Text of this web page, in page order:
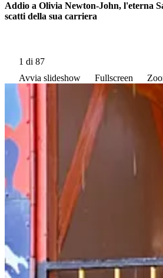
Addio a Olivia Newton-John, l'eterna
scatti della sua carriera
1 di 87
Avvia slideshow
Fullscreen